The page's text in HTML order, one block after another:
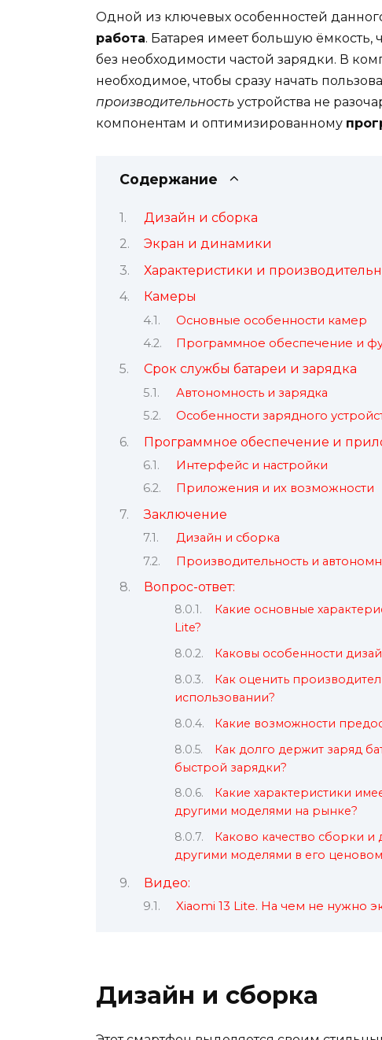
Одной из ключевых особенностей
работа. Батарея имеет большую ёмкость,
без необходимости частой зарядки. В
необходимое, чтобы сразу начать
производительность устройства не
компонентам и оптимизированному
Содержание
Дизайн и сборка
Экран и динамики
Характеристики и
Камеры
Основные особенности камер
Программное обеспечение и
Срок службы батареи и зарядка
Автономность и зарядка
Особенности зарядного
Программное обеспечение и
Интерфейс и настройки
Приложения и их возможности
Заключение
Дизайн и сборка
Производительность и
Вопрос-ответ:
Какие основные
Lite?
Каковы особенности
Как оценить
использовании?
Какие возможности
Как долго держит заряд
быстрой зарядки?
Какие характеристики
другими моделями на рынке?
Каково качество сборки и
другими моделями в его ценовом
Видео:
Xiaomi 13 Lite. На чем не нужно
Дизайн и сборка